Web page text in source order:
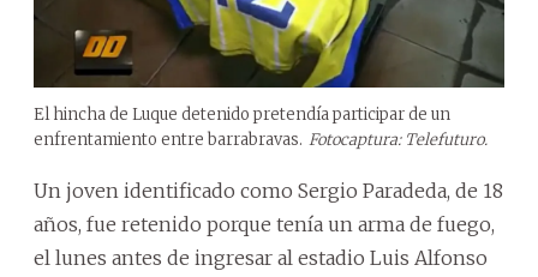
El hincha de Luque detenido pretendía participar de un
enfrentamiento entre barrabravas. Fotocaptura: Telefuturo.
Un joven identificado como Sergio Paradeda, de 18
años, fue retenido porque tenía un arma de fuego,
el lunes antes de ingresar al estadio Luis Alfonso